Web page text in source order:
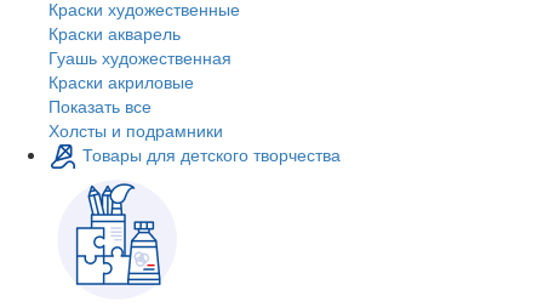
Краски художественные
Краски акварель
Гуашь художественная
Краски акриловые
Показать все
Холсты и подрамники
Товары для детского творчества